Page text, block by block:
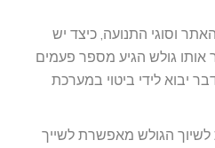
וסוגי התנועה, כיצד יש
גולש הגיע מספר פעמים
יבוא לידי ביטוי במערכת
לשיוך הגולש מאפשרת לשייך